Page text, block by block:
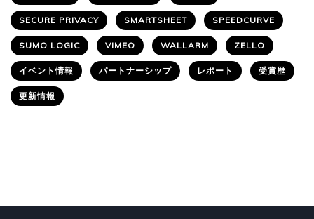
SECURE PRIVACY SMARTSHEET SPEEDCURVE
SUMO LOGIC VIMEO WALLARM ZELLO
イベント情報 パートナーシップ レポート 受賞歴
更新情報